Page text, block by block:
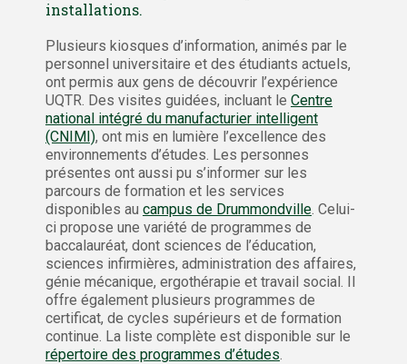
installations.
Plusieurs kiosques d’information, animés par le
personnel universitaire et des étudiants actuels,
ont permis aux gens de découvrir l’expérience
UQTR. Des visites guidées, incluant le Centre
national intégré du manufacturier intelligent
(CNIMI), ont mis en lumière l’excellence des
environnements d’études. Les personnes
présentes ont aussi pu s’informer sur les
parcours de formation et les services
disponibles au campus de Drummondville . Celui-
ci propose une variété de programmes de
baccalauréat, dont sciences de l’éducation,
sciences infirmières, administration des affaires,
génie mécanique, ergothérapie et travail social. Il
offre également plusieurs programmes de
certificat, de cycles supérieurs et de formation
continue. La liste complète est disponible sur le
répertoire des programmes d’études